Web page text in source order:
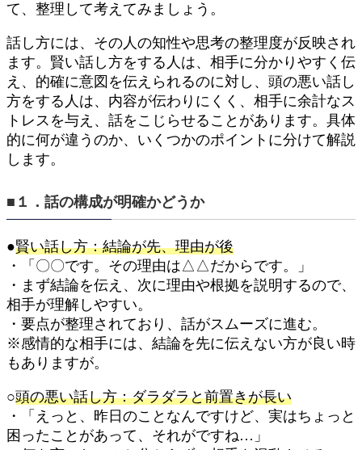
て、整理して考えてみましょう。
話し方には、その人の知性や思考の整理度が反映され
ます。賢い話し方をする人は、相手に分かりやすく伝
え、的確に意図を伝えられるのに対し、頭の悪い話し
方をする人は、内容が伝わりにくく、相手に余計なス
トレスを与え、話をこじらせることがあります。具体
的に何が違うのか、いくつかのポイントに分けて解説
します。
■１．話の構成が明確かどうか
●賢い話し方：結論が先、理由が後
・「〇〇です。その理由は△△だからです。」
・まず結論を伝え、次に理由や根拠を説明するので、
相手が理解しやすい。
・要点が整理されており、話がスムーズに進む。
※感情的な相手には、結論を先に伝えない方が良い時
もありますが。
○頭の悪い話し方：ダラダラと前置きが長い
・「えっと、昨日のことなんですけど、実はちょっと
困ったことがあって、それがですね…」